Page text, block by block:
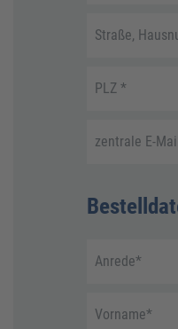
Straße,
PLZ *
zentrale E-
Anrede*
Vorname*